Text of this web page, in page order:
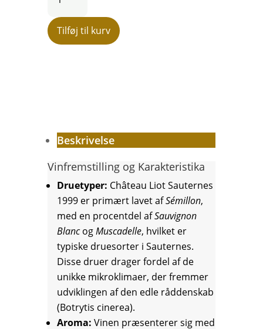
Sauternes
1999
Tilføj til kurv
Beskrivelse
Vinfremstilling og Karakteristika
Druetyper: Château Liot Sauternes
1999 er primært lavet afSémillon,
med en procentdel afSauvignon
BlancogMuscadelle, hvilket er
typiske druesorter i Sauternes.
Disse druer drager fordel af de
unikke mikroklimaer, der fremmer
udviklingen af den edle råddenskab
(Botrytis cinerea).
Aroma: Vinen præsenterer sig med